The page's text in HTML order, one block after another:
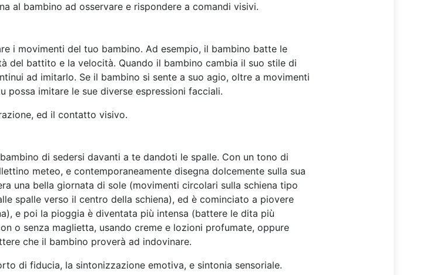
al bambino ad osservare e rispondere a comandi visivi.
i movimenti del tuo bambino. Ad esempio, il bambino batte le
del battito e la velocità. Quando il bambino cambia il suo stile di
ad imitarlo. Se il bambino si sente a suo agio, oltre a movimenti
imitare le sue diverse espressioni facciali.
ed il contatto visivo.
di sedersi davanti a te dandoti le spalle. Con un tono di
meteo, e contemporaneamente disegna dolcemente sulla sua
una bella giornata di sole (movimenti circolari sulla schiena tipo
spalle verso il centro della schiena), ed è cominciato a piovere
e poi la pioggia è diventata più intensa (battere le dita più
o senza maglietta, usando creme e lozioni profumate, oppure
che il bambino proverà ad indovinare.
di fiducia, la sintonizzazione emotiva, e sintonia sensoriale.